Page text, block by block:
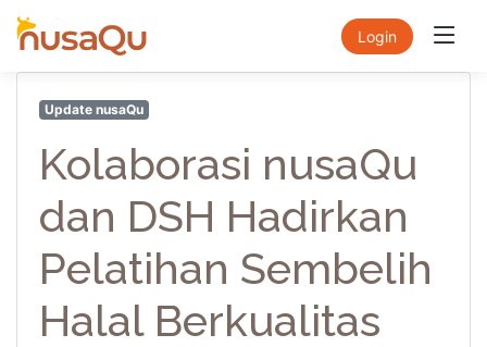
Login
Update nusaQu
Kolaborasi nusaQu
dan DSH Hadirkan
Pelatihan Sembelih
Halal Berkualitas